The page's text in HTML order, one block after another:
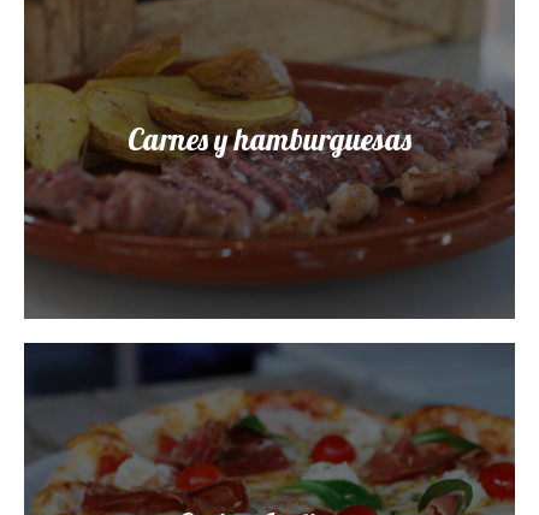
Carnes y hamburguesas